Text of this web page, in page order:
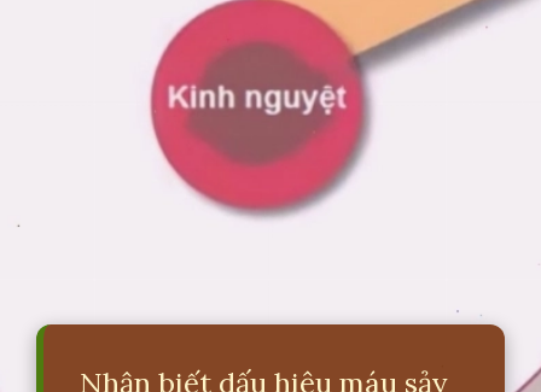
Nhận biết dấu hiệu máu sảy